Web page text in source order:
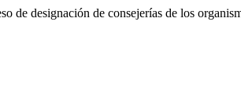
designación de consejerías de los